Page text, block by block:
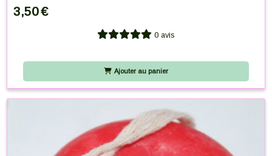
3,50€
0 avis
Ajouter au panier